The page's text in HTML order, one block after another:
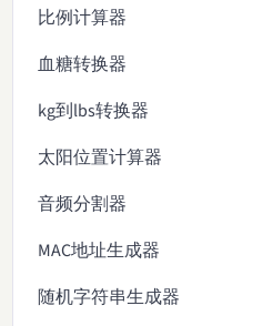
比例计算器
血糖转换器
kg到lbs转换器
太阳位置计算器
音频分割器
MAC地址生成器
随机字符串生成器